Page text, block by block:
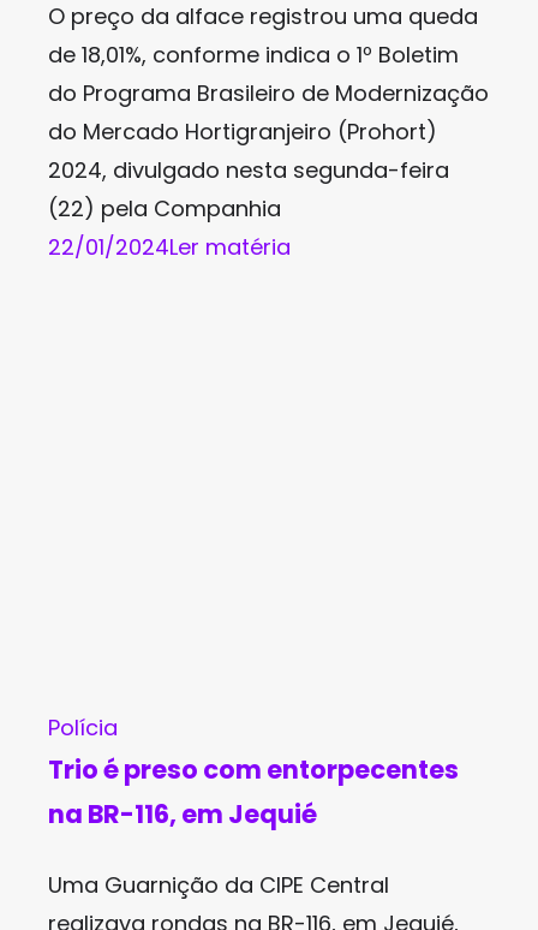
O preço da alface registrou uma queda
de 18,01%, conforme indica o 1º Boletim
do Programa Brasileiro de Modernização
do Mercado Hortigranjeiro (Prohort)
2024, divulgado nesta segunda-feira
(22) pela Companhia
22/01/2024Ler matéria
Polícia
Trio é preso com entorpecentes
na BR-116, em Jequié
Uma Guarnição da CIPE Central
realizava rondas na BR-116, em Jequié,